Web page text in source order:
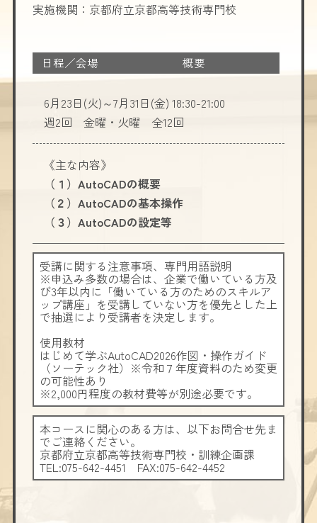
実施機関：京都府立京都高等技術専門校
日程／会場 概要
6月23日(火)～7月31日(金) 18:30-21:00
週2回 金曜・火曜 全12回
《主な内容》
（１）AutoCADの概要
（２）AutoCADの基本操作
（３）AutoCADの設定等
受講に関する注意事項、専門用語説明
※申込み多数の場合は、企業で働いている方及
び3年以内に「働いている方のためのスキルア
ップ講座」を受講していない方を優先とした上
で抽選により受講者を決定します。
使用教材
はじめて学ぶAutoCAD2026作図・操作ガイド
（ソーテック社）※令和７年度資料のため変更
の可能性あり
※2,000円程度の教材費等が別途必要です。
本コースに関心のある方は、以下お問合せ先ま
でご連絡ください。
京都府立京都高等技術専門校・訓練企画課
TEL:075-642-4451 FAX:075-642-4452